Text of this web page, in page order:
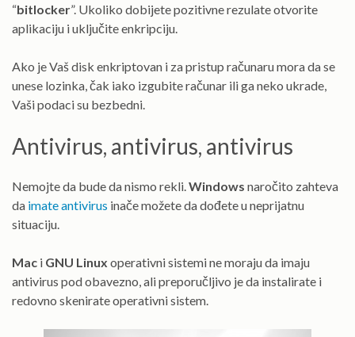
“bitlocker”. Ukoliko dobijete pozitivne rezulate otvorite
aplikaciju i uključite enkripciju.
Ako je Vaš disk enkriptovan i za pristup računaru mora da se
unese lozinka, čak iako izgubite računar ili ga neko ukrade,
Vaši podaci su bezbedni.
Antivirus, antivirus, antivirus
Nemojte da bude da nismo rekli.Windows naročito zahteva
da imate antivirus inače možete da dođete u neprijatnu
situaciju.
Mac i GNU Linux operativni sistemi ne moraju da imaju
antivirus pod obavezno, ali preporučljivo je da instalirate i
redovno skenirate operativni sistem.